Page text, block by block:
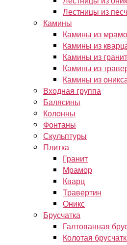
Лестницы из
Камины
Камины из
Камины из
Камины из
Камины из
Камины из
Входная группа
Балясины
Колонны
Фонтаны
Скульптуры
Плитка
Гранит
Мрамор
Кварц
Травертин
Оникс
Брусчатка
Галтованная
Колотая